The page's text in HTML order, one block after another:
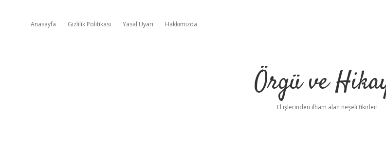
Anasayfa Gizlilik Politikası Yasal Uyarı Hakkımızda
Örgü ve
El işlerinden ilham alan neşeli fikirler!